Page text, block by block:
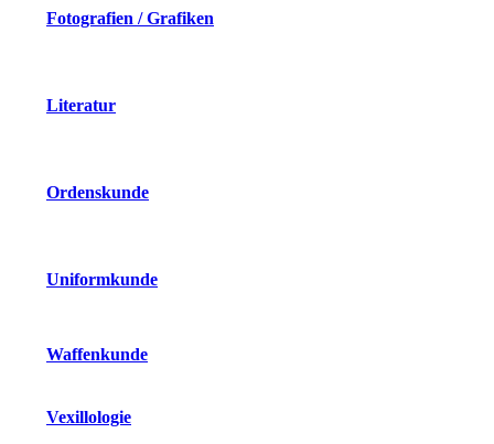
Fotografien / Grafiken
Literatur
Ordenskunde
Uniformkunde
Waffenkunde
Vexillologie